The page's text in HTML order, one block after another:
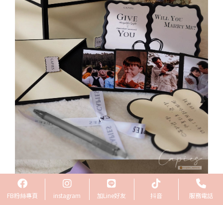
FB粉絲專頁 instagram 加Line好友 抖音 服務電話